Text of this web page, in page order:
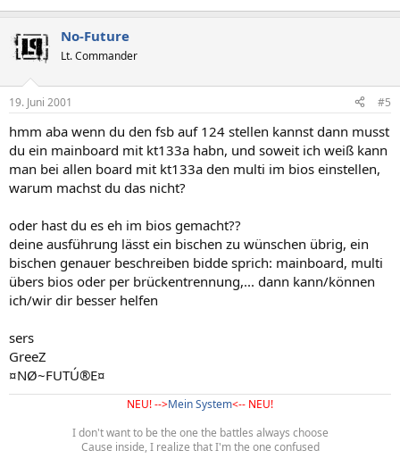
No-Future
Lt. Commander
19. Juni 2001 #5
hmm aba wenn du den fsb auf 124 stellen kannst dann musst
du ein mainboard mit kt133a habn, und soweit ich weiß kann
man bei allen board mit kt133a den multi im bios einstellen,
warum machst du das nicht?
oder hast du es eh im bios gemacht??
deine ausführung lässt ein bischen zu wünschen übrig, ein
bischen genauer beschreiben bidde sprich: mainboard, multi
übers bios oder per brückentrennung,... dann kann/können
ich/wir dir besser helfen
sers
GreeZ
¤NØ~FUTÚ®E¤
NEU! -->Mein System<-- NEU!
I don't want to be the one the battles always choose
Cause inside, I realize that I'm the one confused